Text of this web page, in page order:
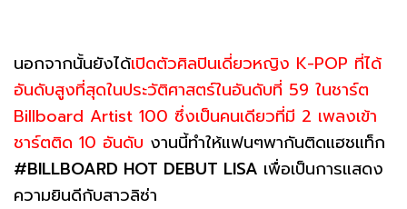
นอกจากนั้นยังได้เปิดตัวศิลปินเดี่ยวหญิง K-POP ที่ได้
อันดับสูงที่สุดในประวัติศาสตร์ในอันดับที่ 59 ในชาร์ต
Billboard Artist 100 ซึ่งเป็นคนเดียวที่มี 2 เพลงเข้า
ชาร์ตติด 10 อันดับ งานนี้ทำให้แฟนๆพากันติดแฮชแท็ก
#BILLBOARD HOT DEBUT LISA เพื่อเป็นการแสดง
ความยินดีกับสาวลิซ่า